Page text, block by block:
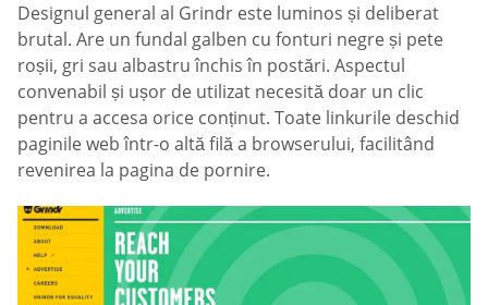
Designul general al Grindr este luminos și deliberat
brutal. Are un fundal galben cu fonturi negre și pete
roșii, gri sau albastru închis în postări. Aspectul
convenabil și ușor de utilizat necesită doar un clic
pentru a accesa orice conținut. Toate linkurile deschid
paginile web într-o altă filă a browserului, facilitând
revenirea la pagina de pornire.